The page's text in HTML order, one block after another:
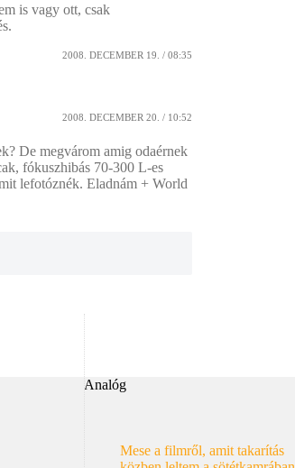
is vagy ott, csak
2008. DECEMBER 19. / 08:35
2008. DECEMBER 20. / 10:52
De megvárom amig odaérnek
fókuszhibás 70-300 L-es
lefotóznék. Eladnám + World
Analóg
Mese a filmről, amit takarítás